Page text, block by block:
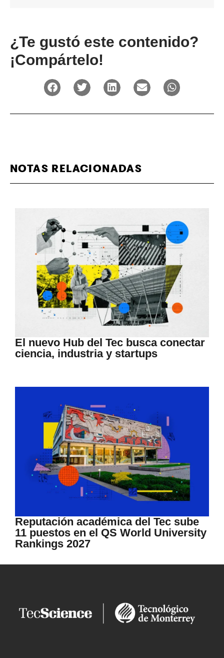
¿Te gustó este contenido?
¡Compártelo!
NOTAS RELACIONADAS
El nuevo Hub del Tec busca conectar
ciencia, industria y startups
Reputación académica del Tec sube
11 puestos en el QS World University
Rankings 2027